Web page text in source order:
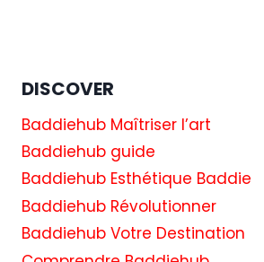
DISCOVER
Baddiehub Maîtriser l’art
Baddiehub guide
Baddiehub Esthétique Baddie
Baddiehub Révolutionner
Baddiehub Votre Destination